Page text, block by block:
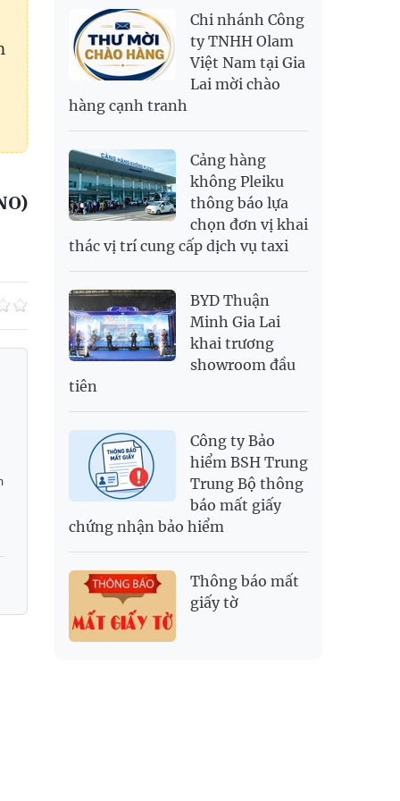
NOK
RUB
300.88
333.06
SAR
6,949.25
7,248.34
2,700.94
2,815.47
SGD
USD
26,020 26,050 26,430
PNJ 138,500,000142,000,000
Chi nhánh Công
ty TNHH Olam
Việt Nam tại Gia
Lai mời chào
hàng cạnh tranh
Cảng hàng
không Pleiku
thông báo lựa
chọn đơn vị khai
thác vị trí cung cấp dịch vụ taxi
BYD Thuận
Minh Gia Lai
khai trương
showroom đầu
tiên
Công ty Bảo
hiểm BSH Trung
Trung Bộ thông
báo mất giấy
chứng nhận bảo hiểm
Thông báo mất
giấy tờ